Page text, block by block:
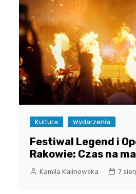
Kultura Wydarzenia
Festiwal Legend i
Rakowie: Czas na
Kamila Kalinowska 7